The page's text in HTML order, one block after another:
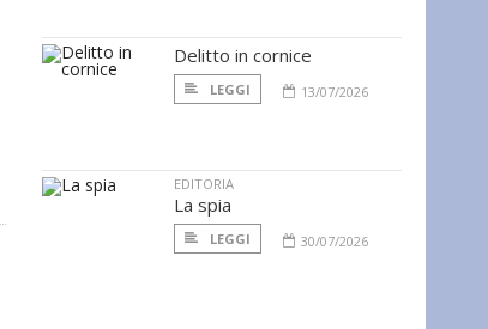
Delitto in cornice
LEGGI 13/07/2026
EDITORIA
La spia
LEGGI 30/07/2026